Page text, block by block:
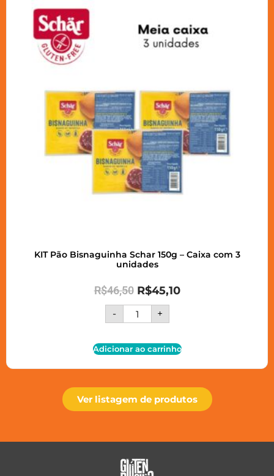
KIT Pão Bisnaguinha Schar 150g – Caixa com 3
unidades
R$46,50 R$45,10
- +
Adicionar ao carrinho
Ver listagem de produtos